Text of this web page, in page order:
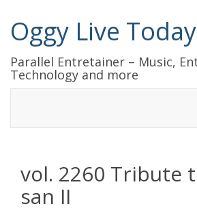
Oggy Live Today
Parallel Entretainer – Music,
Technology and more
vol. 2260 Tribute
san II